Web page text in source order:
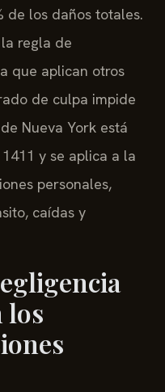
de los daños totales.
regla de
que aplican otros
de culpa impide
Nueva York está
1411 y se aplica a la
personales,
caídas y
los